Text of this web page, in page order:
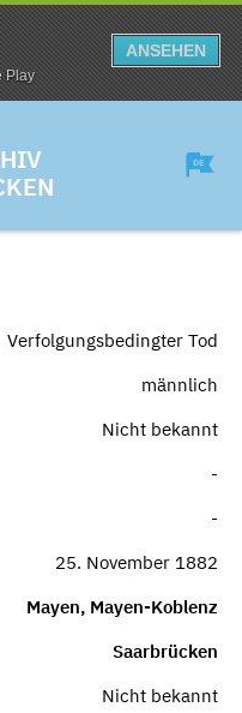
Play
ANSEHEN
Verfolgungsbedingter Tod
männlich
Nicht bekannt
-
-
25. November 1882
Mayen, Mayen-Koblenz
Saarbrücken
Nicht bekannt